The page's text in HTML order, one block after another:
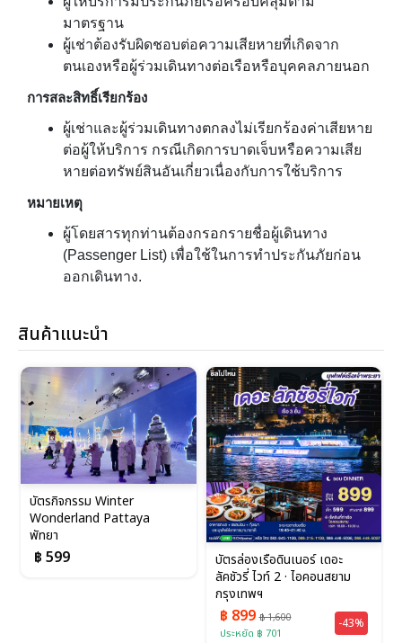
มาตรฐาน
ผู้เช่าต้องรับผิดชอบต่อความเสียหายที่เกิดจาก
ตนเองหรือผู้ร่วมเดินทางต่อเรือหรือบุคคลภายนอก
การสละสิทธิ์เรียกร้อง
ผู้เช่าและผู้ร่วมเดินทางตกลงไม่เรียกร้องค่าเสียหาย
ต่อผู้ให้บริการ กรณีเกิดการบาดเจ็บหรือความเสีย
หายต่อทรัพย์สินอันเกี่ยวเนื่องกับการใช้บริการ
หมายเหตุ
ผู้โดยสารทุกท่านต้องกรอกรายชื่อผู้เดินทาง
(Passenger List) เพื่อใช้ในการทำประกันภัยก่อน
ออกเดินทาง.
สินค้าแนะนำ
บัตรกิจกรรม Winter
Wonderland Pattaya
พัทยา
฿ 599
บัตรล่องเรือดินเนอร์ เดอะ
ลัคชัวรี่ ไวท์ 2 · ไอคอนสยาม
กรุงเทพฯ
฿ 899฿ 1,600
ประหยัด ฿ 701
-43%